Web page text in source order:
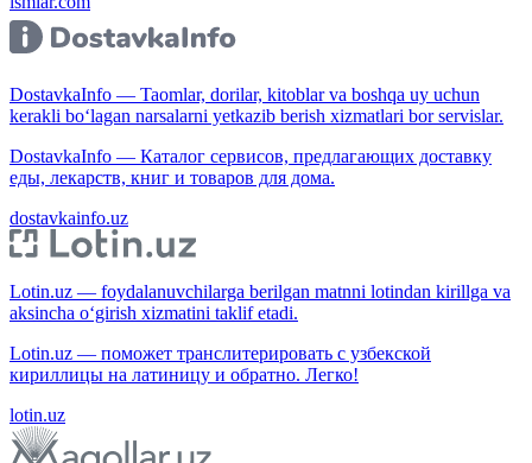
DostavkaInfo — Taomlar, dorilar, kitoblar va boshqa uy uchun
kerakli bo‘lagan narsalarni yetkazib berish xizmatlari bor servislar.
DostavkaInfo — Каталог сервисов, предлагающих доставку
еды, лекарств, книг и товаров для дома.
dostavkainfo.uz
Lotin.uz — foydalanuvchilarga berilgan matnni lotindan kirillga va
aksincha o‘girish xizmatini taklif etadi.
Lotin.uz — поможет транслитерировать с узбекской
кириллицы на латиницу и обратно. Легко!
lotin.uz